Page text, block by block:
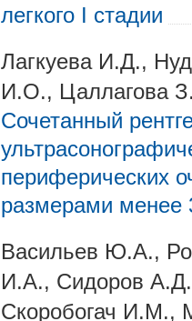
легкого I стадии
Лагкуева И.Д.,
И.О., Цаллагова
Сочетанный
периферических
размерами менее
Васильев Ю.А.,
И.А., Сидоров
Скоробогач И.М.,